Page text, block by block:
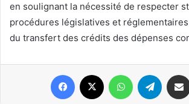
en soulignant la nécessité de respecter
procédures législatives et
du transfert des crédits des dépenses
Facebook WhatsApp